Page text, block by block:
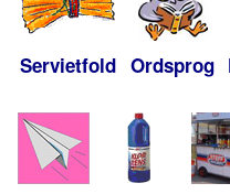
Servietfold Ordsprog